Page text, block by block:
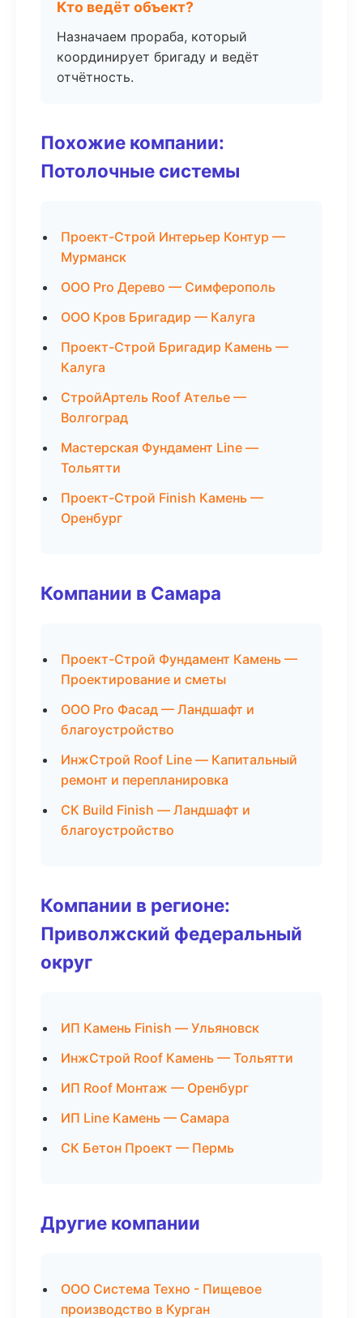
Кто ведёт объект?
Назначаем прораба, который
координирует бригаду и ведёт
отчётность.
Похожие компании:
Потолочные системы
Проект-Строй Интерьер Контур —
Мурманск
ООО Pro Дерево — Симферополь
ООО Кров Бригадир — Калуга
Проект-Строй Бригадир Камень —
Калуга
СтройАртель Roof Ателье —
Волгоград
Мастерская Фундамент Line —
Тольятти
Проект-Строй Finish Камень —
Оренбург
Компании в Самара
Проект-Строй Фундамент Камень —
Проектирование и сметы
ООО Pro Фасад — Ландшафт и
благоустройство
ИнжСтрой Roof Line — Капитальный
ремонт и перепланировка
СК Build Finish — Ландшафт и
благоустройство
Компании в регионе:
Приволжский федеральный
округ
ИП Камень Finish — Ульяновск
ИнжСтрой Roof Камень — Тольятти
ИП Roof Монтаж — Оренбург
ИП Line Камень — Самара
СК Бетон Проект — Пермь
Другие компании
ООО Система Техно - Пищевое
производство в Курган